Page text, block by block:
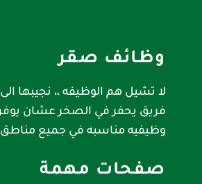
وظائف صقر
لا تشيل هم الوظيفه ،، نجيبها
فريق يحفر في الصخر عشان
وظيفيه مناسبه في جميع مناطق
صفحات مهمة